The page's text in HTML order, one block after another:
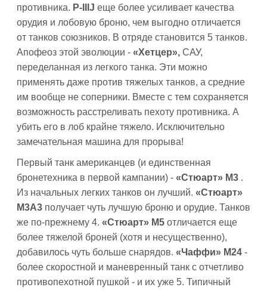
противника. P-IIIJ еще более усиливает качества
орудия и лобовую броню, чем выгодно отличается
от танков союзников. В отряде становится 5 танков.
Апофеоз этой эволюции - «Хетцер», САУ,
переделанная из легкого танка. Эти можно
применять даже против тяжелых танков, а средние
им вообще не соперники. Вместе с тем сохраняется
возможность расстреливать пехоту противника. А
убить его в лоб крайне тяжело. Исключительно
замечательная машина для прорыва!
Первый танк американцев (и единственная
бронетехника в первой кампании) - «Стюарт» М3 .
Из начальных легких танков он лучший. «Стюарт»
М3А3 получает чуть лучшую броню и орудие. Танков
же по-прежнему 4. «Стюарт» М5 отличается еще
более тяжелой броней (хотя и несущественно),
добавилось чуть больше снарядов. «Чаффи» М24 -
более скоростной и маневренный танк с отчетливо
противопехотной пушкой - и их уже 5. Типичный